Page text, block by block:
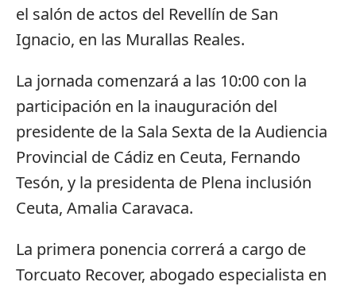
el salón de actos del Revellín de San
Ignacio, en las Murallas Reales.
La jornada comenzará a las 10:00 con la
participación en la inauguración del
presidente de la Sala Sexta de la Audiencia
Provincial de Cádiz en Ceuta, Fernando
Tesón, y la presidenta de Plena inclusión
Ceuta, Amalia Caravaca.
La primera ponencia correrá a cargo de
Torcuato Recover, abogado especialista en